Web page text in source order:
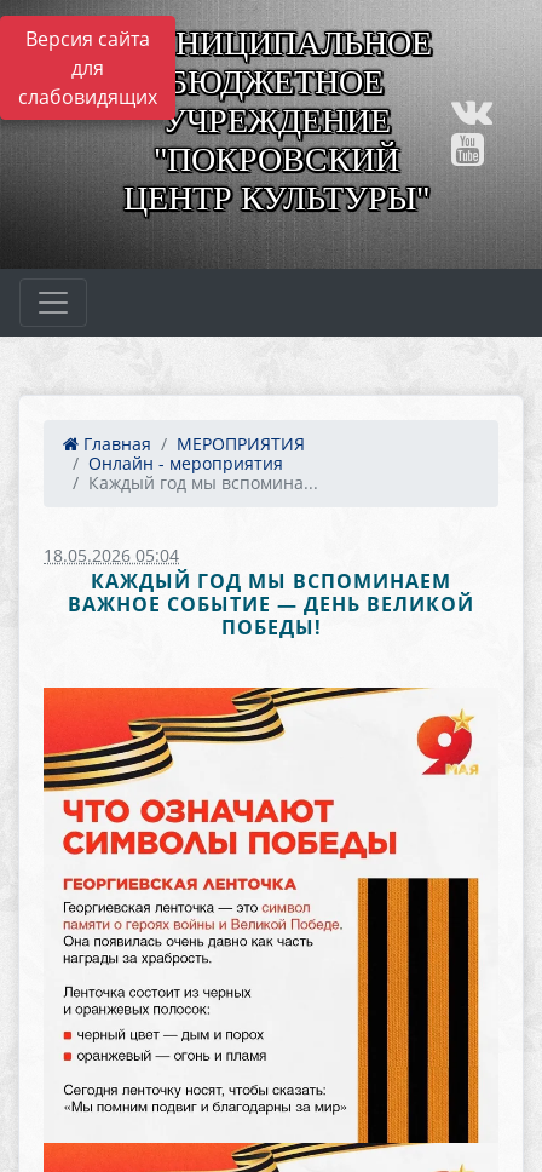
Версия сайта
для
слабовидящих
МУНИЦИПАЛЬНОЕ
БЮДЖЕТНОЕ
УЧРЕЖДЕНИЕ
"ПОКРОВСКИЙ
ЦЕНТР КУЛЬТУРЫ"
Главная
МЕРОПРИЯТИЯ
Онлайн - мероприятия
Каждый год мы вспомина...
18.05.2026 05:04
КАЖДЫЙ ГОД МЫ ВСПОМИНАЕМ
ВАЖНОЕ СОБЫТИЕ — ДЕНЬ ВЕЛИКОЙ
ПОБЕДЫ!